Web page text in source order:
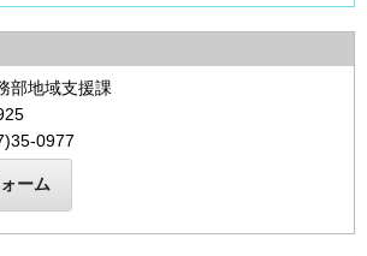
部地域支援課
0977